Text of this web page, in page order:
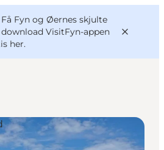
Fyn og Øernes skjulte
download VisitFyn-appen
her.